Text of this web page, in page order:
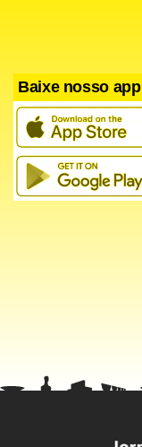
Baixe nosso app